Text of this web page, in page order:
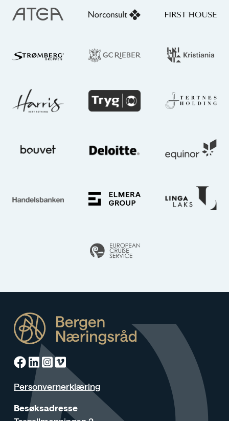
Facebook
Linkedin
Instagram
Vimeo
Personvernerklæring
Besøksadresse